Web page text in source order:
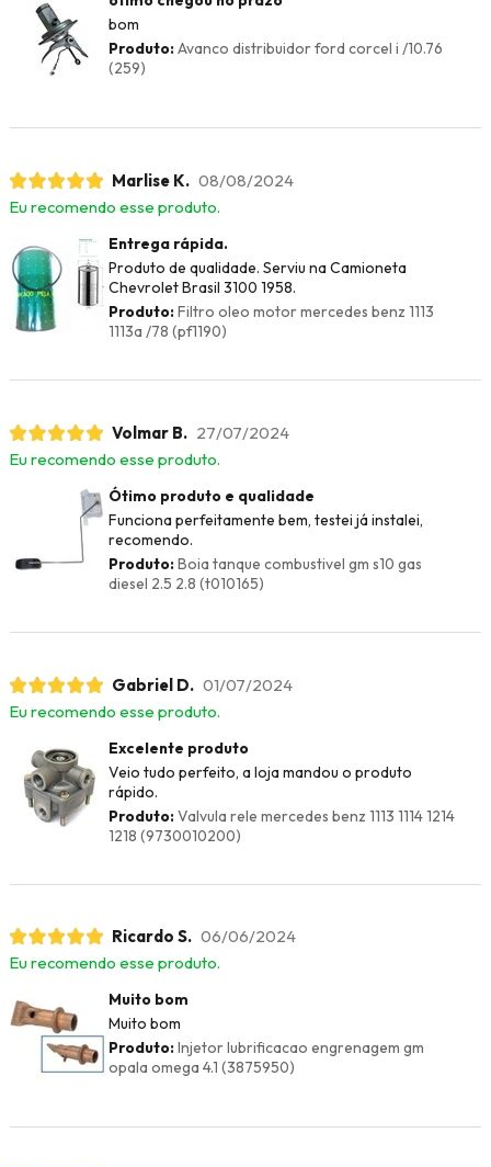
bom
Produto:Avanco distribuidor ford corcel i /10.76
(259)
Marlise K. 08/08/2024
Eu recomendo esse produto.
Entrega rápida.
Produto de qualidade. Serviu na Camioneta
Chevrolet Brasil 3100 1958.
Produto:Filtro oleo motor mercedes benz 1113
1113a /78 (pf1190)
Volmar B. 27/07/2024
Eu recomendo esse produto.
Ótimo produto e qualidade
Funciona perfeitamente bem, testei já instalei,
recomendo.
Produto:Boia tanque combustivel gm s10 gas
diesel 2.5 2.8 (t010165)
Gabriel D. 01/07/2024
Eu recomendo esse produto.
Excelente produto
Veio tudo perfeito, a loja mandou o produto
rápido.
Produto:Valvula rele mercedes benz 1113 1114 1214
1218 (9730010200)
Ricardo S. 06/06/2024
Eu recomendo esse produto.
Muito bom
Muito bom
Produto:Injetor lubrificacao engrenagem gm
opala omega 4.1 (3875950)